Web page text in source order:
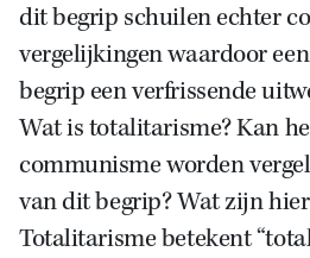
dit begrip schuilen echter
vergelijkingen waardoor
begrip een verfrissende
Wat is totalitarisme? Kan
communisme worden
van dit begrip? Wat zijn
Totalitarisme betekent